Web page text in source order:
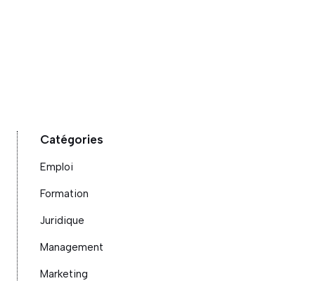
Catégories
Emploi
Formation
Juridique
Management
Marketing